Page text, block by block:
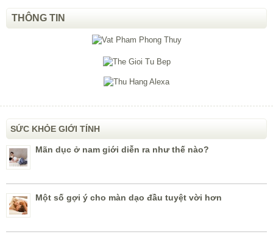
THÔNG TIN
SỨC KHỎE GIỚI TÍNH
Mãn dục ở nam giới diễn ra như thế nào?
Một số gợi ý cho màn dạo đầu tuyệt vời hơn